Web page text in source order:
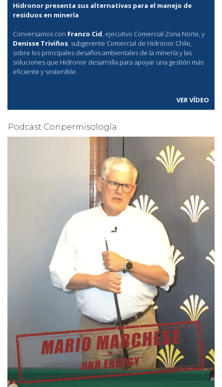
Hidronor presenta sus alternativas para el manejo de
residuos en minería
Conversamos con Franco Cid, ejecutivo Comercial Zona Norte, y
Denisse Triviños, subgerente Comercial de Hidronor Chile,
sobre los principales desafíos ambientales de la minería y las
soluciones que Hidronor desarrolla para apoyar una gestión más
eficiente y sostenible.
VER VÍDEO
Podcast Conpermisología